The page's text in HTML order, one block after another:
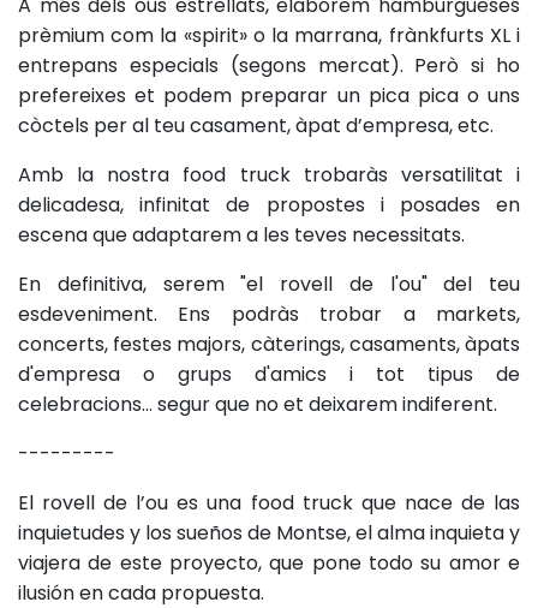
prèmium com la «spirit» o la marrana, frànkfurts XL i
entrepans especials (segons mercat). Però si ho
prefereixes et podem preparar un pica pica o uns
còctels per al teu casament, àpat d’empresa, etc.
Amb la nostra food truck trobaràs versatilitat i
delicadesa, infinitat de propostes i posades en
escena que adaptarem a les teves necessitats.
En definitiva, serem "el rovell de l'ou" del teu
esdeveniment. Ens podràs trobar a markets,
concerts, festes majors, càterings, casaments, àpats
d'empresa o grups d'amics i tot tipus de
celebracions... segur que no et deixarem indiferent.
---------
El rovell de l’ou es una food truck que nace de las
inquietudes y los sueños de Montse, el alma inquieta y
viajera de este proyecto, que pone todo su amor e
ilusión en cada propuesta.